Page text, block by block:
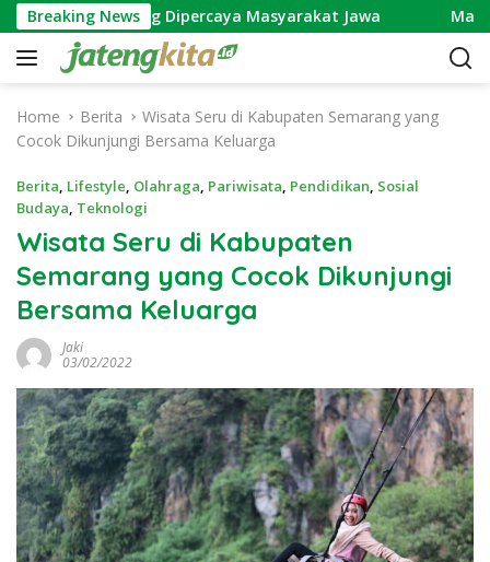
k
Breaking News
yang Dipercaya Masyarakat Jawa Makna
Home Berita
Wisata Seru di Kabupaten Semarang yang
Cocok Dikunjungi Bersama Keluarga
Berita, Lifestyle, Olahraga, Pariwisata, Pendidikan, Sosial
Budaya, Teknologi
Wisata Seru di Kabupaten
Semarang yang Cocok Dikunjungi
Bersama Keluarga
Jaki
03/02/2022